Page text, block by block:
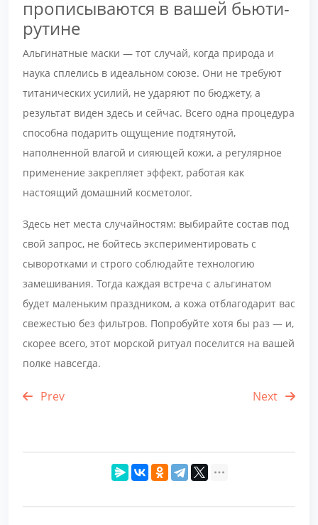
прописываются в вашей бьюти-
рутине
Альгинатные маски — тот случай, когда природа и
наука сплелись в идеальном союзе. Они не требуют
титанических усилий, не ударяют по бюджету, а
результат виден здесь и сейчас. Всего одна процедура
способна подарить ощущение подтянутой,
наполненной влагой и сияющей кожи, а регулярное
применение закрепляет эффект, работая как
настоящий домашний косметолог.
Здесь нет места случайностям: выбирайте состав под
свой запрос, не бойтесь экспериментировать с
сыворотками и строго соблюдайте технологию
замешивания. Тогда каждая встреча с альгинатом
будет маленьким праздником, а кожа отблагодарит вас
свежестью без фильтров. Попробуйте хотя бы раз — и,
скорее всего, этот морской ритуал поселится на вашей
полке навсегда.
Prev Next